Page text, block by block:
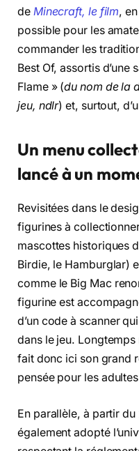
de Minecraft, le film,
possible pour les
commander les
Best Of, assortis d’une
Flame » (du nom de la
jeu, ndlr) et, surtout,
Un menu
lancé à un
Revisitées dans le
figurines à
mascottes historiques
Birdie, le Hamburglar)
comme le Big Mac
figurine est
d’un code à scanner
dans le jeu.
fait donc ici son grand
pensée pour les
En parallèle, à partir
également adopté